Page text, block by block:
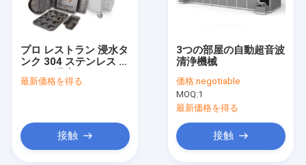
プロ レストラン 浸水タ
ンク 304 ステンレス ス
最新価格を得る
接触
3つの部屋の自動超音波
清浄機械
価格:negotiable
MOQ:1
最新価格を得る
接触